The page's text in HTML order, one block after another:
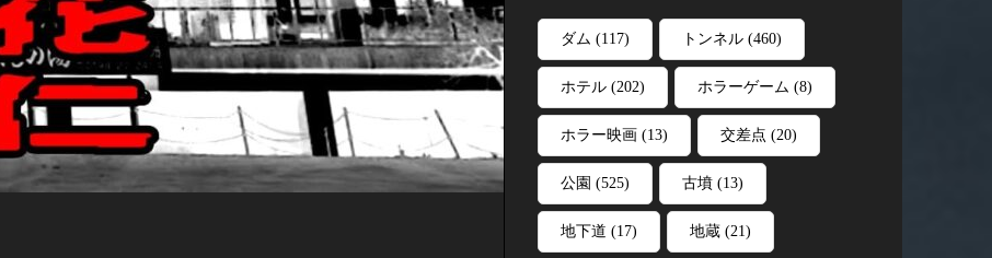
ダム (117) トンネル (460)
ホテル (202) ホラーゲーム (8)
ホラー映画 (13) 交差点 (20)
公園 (525) 古墳 (13)
地下道 (17) 地蔵 (21)